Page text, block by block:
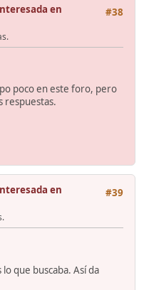
#38
en
poco en este foro, pero
respuestas.
#39
en
que buscaba. Así da